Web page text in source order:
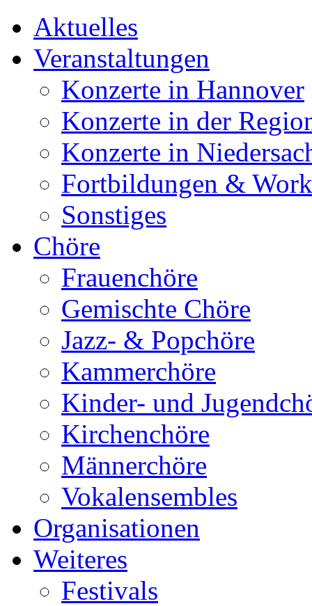
Aktuelles
Veranstaltungen
Konzerte in Hannover
Konzerte in der
Konzerte in
Fortbildungen &
Sonstiges
Chöre
Frauenchöre
Gemischte Chöre
Jazz- & Popchöre
Kammerchöre
Kinder- und
Kirchenchöre
Männerchöre
Vokalensembles
Organisationen
Weiteres
Festivals